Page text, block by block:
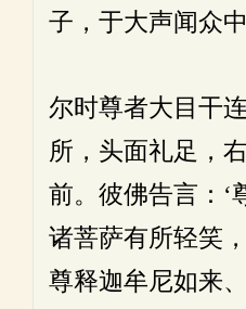
子，于大声闻众
尔时尊者大目干
所，头面礼足，
前。彼佛告言：‘
诸菩萨有所轻笑
尊释迦牟尼如来